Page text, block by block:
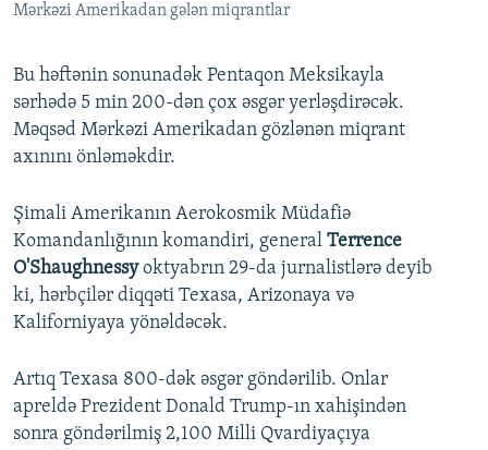
BIZIMLƏ ƏLAQƏ
XƏBƏR BÜLLETENLƏRIMIZ
Mərkəzi Amerikadan gələn miqrantlar
Bu həftənin sonunadək Pentaqon Meksikayla
sərhədə 5 min 200-dən çox əsgər yerləşdirəcək.
Məqsəd Mərkəzi Amerikadan gözlənən miqrant
axınını önləməkdir.
Şimali Amerikanın Aerokosmik Müdafiə
Komandanlığının komandiri, general Terrence
O'Shaughnessyoktyabrın 29-da jurnalistlərə deyib
ki, hərbçilər diqqəti Texasa, Arizonaya və
Kaliforniyaya yönəldəcək.
Artıq Texasa 800-dək əsgər göndərilib. Onlar
apreldə Prezident Donald Trump-ın xahişindən
sonra göndərilmiş 2,100 Milli Qvardiyaçıya